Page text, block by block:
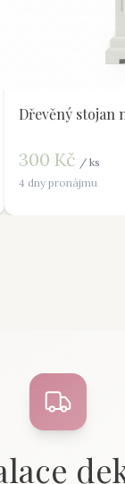
Dřevěný stojan
300 Kč / ks
4 dny pronájmu